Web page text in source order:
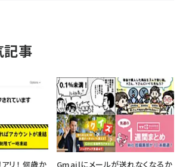
記事
リ！ 何歳か
Gmailにメールが送れなくなるか